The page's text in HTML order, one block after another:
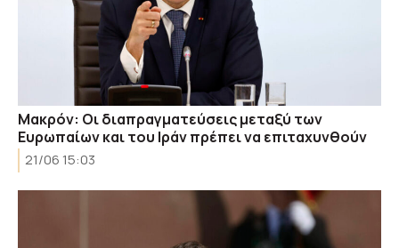
Μακρόν: Οι διαπραγματεύσεις μεταξύ των
Ευρωπαίων και του Ιράν πρέπει να επιταχυνθούν
21/06 15:03